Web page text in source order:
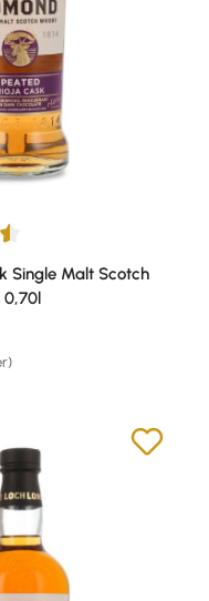
4.5 von 5 Sternen
Single Malt Scotch
0,70l